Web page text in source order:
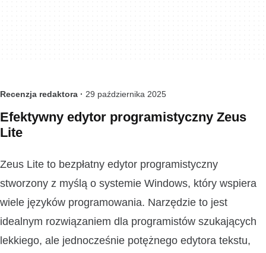
Recenzja redaktora · 29 października 2025
Efektywny edytor programistyczny Zeus
Lite
Zeus Lite to bezpłatny edytor programistyczny
stworzony z myślą o systemie Windows, który wspiera
wiele języków programowania. Narzędzie to jest
idealnym rozwiązaniem dla programistów szukających
lekkiego, ale jednocześnie potężnego edytora tekstu,